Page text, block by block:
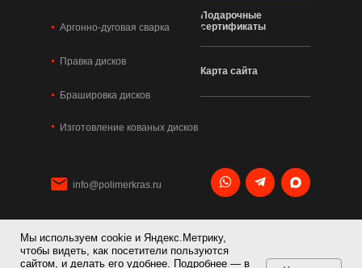
Аргонно-дуговая сварка
Правка дисков
Брашировка дисков
Изготовление кованых дисков
Подарочные
сертификаты
Карта сайта
info@polimerkras.ru
+7 495 120 21 36
Мы используем cookie и Яндекс.Метрику,
чтобы видеть, как посетители пользуются
сайтом, и делать его удобнее. Подробнее — в